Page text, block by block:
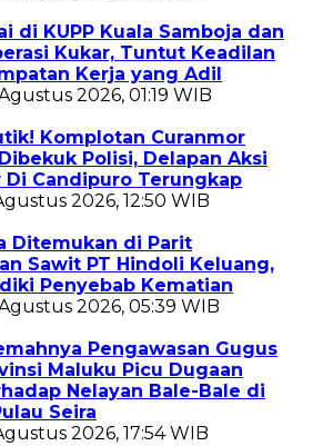
di KUPP Kuala Samboja dan
Kukar, Tuntut Keadilan
Kerja yang Adil
2026, 01:19 WIB
Komplotan Curanmor
Polisi, Delapan Aksi
Di Candipuro Terungkap
2026, 12:50 WIB
Ditemukan di Parit
Sawit PT Hindoli Keluang,
Penyebab Kematian
2026, 05:39 WIB
Pengawasan Gugus
Maluku Picu Dugaan
Nelayan Bale-Bale di
Seira
2026, 17:54 WIB